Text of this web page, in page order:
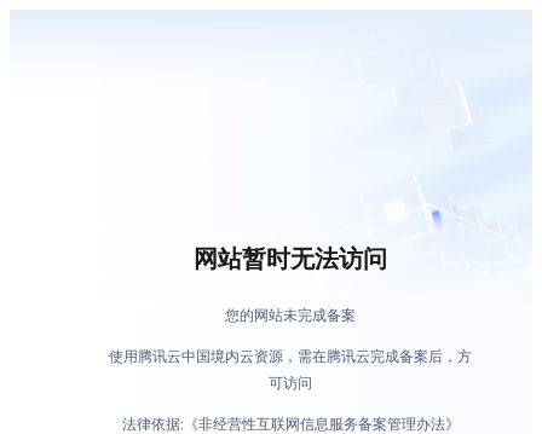
网站暂时无法访问
您的网站未完成备案
使用腾讯云中国境内云资源，需在腾讯云完成备案后，方
可访问
法律依据:《非经营性互联网信息服务备案管理办法》